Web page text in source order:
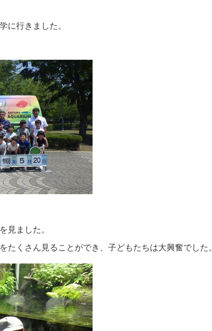
に行きました。
見ました。
くさん見ることができ、子どもたちは大興奮でした。